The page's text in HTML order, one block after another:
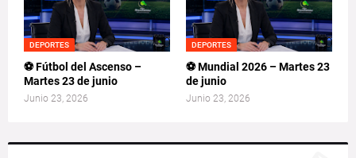
DEPORTES
⚽ Fútbol del Ascenso –
Martes 23 de junio
Junio 23, 2026
DEPORTES
⚽ Mundial 2026 – Martes 23
de junio
Junio 23, 2026